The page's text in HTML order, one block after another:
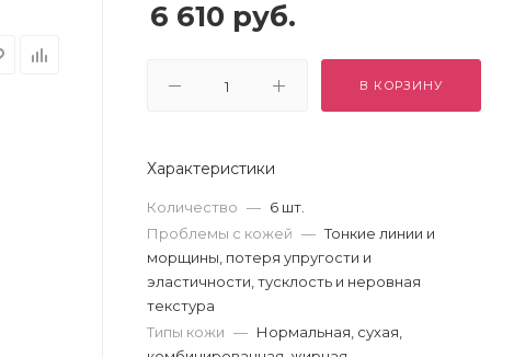
6 610 руб.
В КОРЗИНУ
Характеристики
Количество — 6 шт.
Проблемы с кожей — Тонкие линии и
морщины, потеря упругости и
эластичности, тусклость и неровная
текстура
Типы кожи — Нормальная, сухая,